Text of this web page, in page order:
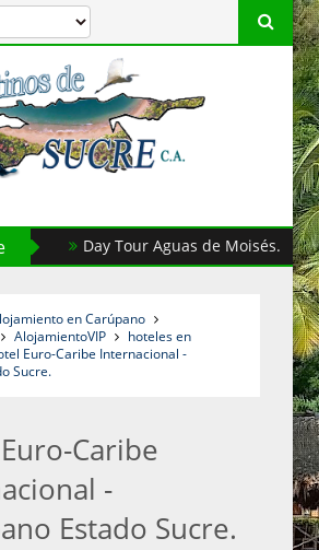
Day Tour Aguas de Moisés.
en Carúpano
AlojamientoVIP
hoteles en
Euro-Caribe Internacional -
Sucre.
Caribe
-
Estado Sucre.